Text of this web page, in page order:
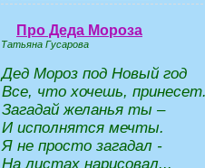
Про Деда Мороза
Татьяна Гусарова
Дед Мороз под Новый год
Все, что хочешь,
Загадай желанья ты –
И исполнятся мечты.
Я не просто загадал -
На листах нарисовал...